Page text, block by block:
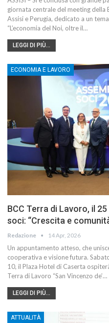
giornata centrale del meeting della
Assisi e Perugia, dedicato a un
“L’economia del Noi, oltre il…
LEGGI DI PIÙ...
ECONOMIA E LAVORO
BCC Terra di Lavoro, il
soci: “Crescita e
Redazione 14 Apr, 2026
Un appuntamento atteso, che
cooperativa e visione futura.
10, il Plaza Hotel di Caserta
Terra di Lavoro “San Vincenzo de’…
LEGGI DI PIÙ...
ATTUALITÀ